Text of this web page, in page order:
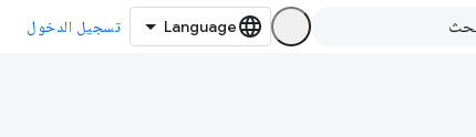
تسجيل الدخول